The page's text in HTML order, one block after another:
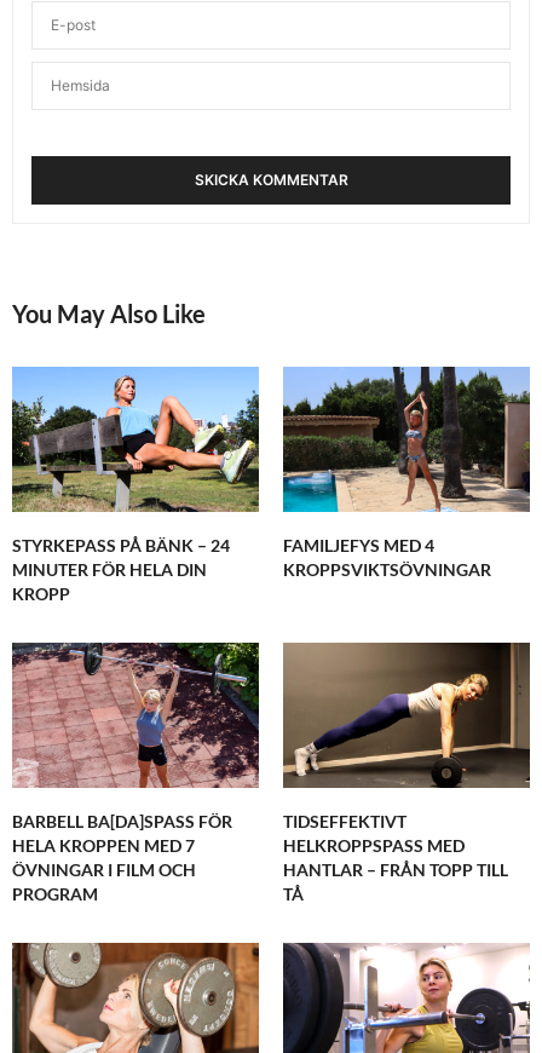
You May Also Like
STYRKEPASS PÅ BÄNK – 24
MINUTER FÖR HELA DIN
KROPP
FAMILJEFYS MED 4
KROPPSVIKTSÖVNINGAR
BARBELL BA[DA]SPASS FÖR
HELA KROPPEN MED 7
ÖVNINGAR I FILM OCH
PROGRAM
TIDSEFFEKTIVT
HELKROPPSPASS MED
HANTLAR – FRÅN TOPP TILL
TÅ